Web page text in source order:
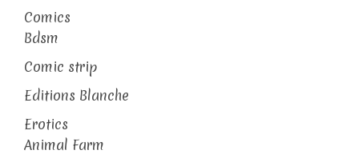
Comics
Bdsm
Comic strip
Editions Blanche
Erotics
Animal Farm